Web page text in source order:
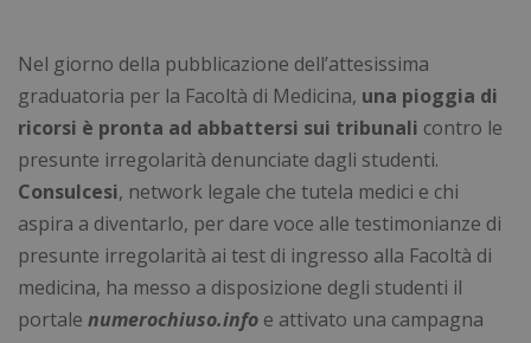
Nel giorno della pubblicazione dell’attesissima
graduatoria per la Facoltà di Medicina, una pioggia di
ricorsi è pronta ad abbattersi sui tribunali contro le
presunte irregolarità denunciate dagli studenti.
Consulcesi, network legale che tutela medici e chi
aspira a diventarlo, per dare voce alle testimonianze di
presunte irregolarità ai test di ingresso alla Facoltà di
medicina, ha messo a disposizione degli studenti il
portale numerochiuso.info e attivato una campagna